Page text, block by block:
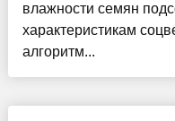
влажности семян
характеристикам
алгоритм...